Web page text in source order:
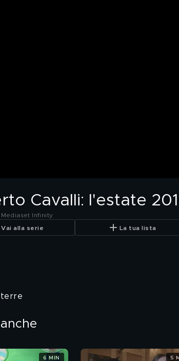
Cavalli: l'estate
Mediaset Infinity
Vai alla serie La tua lista
6 MIN 5